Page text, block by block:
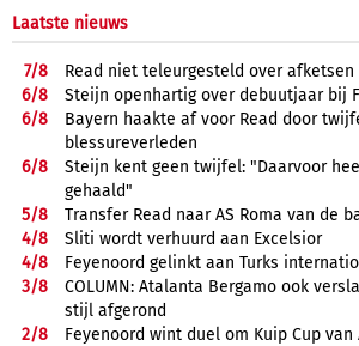
Laatste nieuws
7/8
Read niet teleurgesteld over
6/8
Steijn openhartig over debuutjaar bij
6/8
Bayern haakte af voor Read door
blessureverleden
6/8
Steijn kent geen twijfel: "Daarvoor
gehaald"
5/8
Transfer Read naar AS Roma van de
4/8
Sliti wordt verhuurd aan Excelsior
4/8
Feyenoord gelinkt aan Turks
3/8
COLUMN: Atalanta Bergamo ook
stijl afgerond
2/8
Feyenoord wint duel om Kuip Cup van